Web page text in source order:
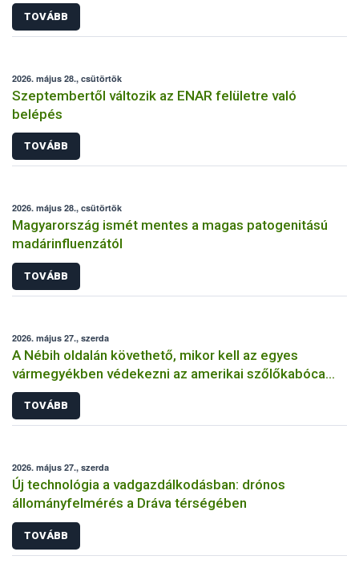
TOVÁBB
2026. május 28., csütörtök
Szeptembertől változik az ENAR felületre való
belépés
TOVÁBB
2026. május 28., csütörtök
Magyarország ismét mentes a magas patogenitású
madárinfluenzától
TOVÁBB
2026. május 27., szerda
A Nébih oldalán követhető, mikor kell az egyes
vármegyékben védekezni az amerikai szőlőkabóca
ellen
TOVÁBB
2026. május 27., szerda
Új technológia a vadgazdálkodásban: drónos
állományfelmérés a Dráva térségében
TOVÁBB